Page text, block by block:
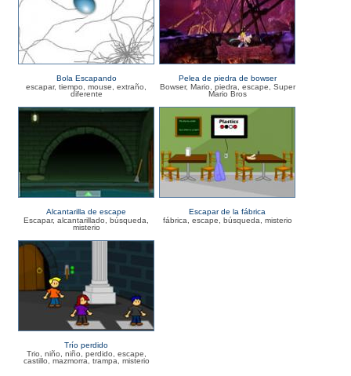
Bola Escapando
escapar, tiempo, mouse, extraño,
diferente
Pelea de piedra de bowser
Bowser, Mario, piedra, escape, Super
Mario Bros
Alcantarilla de escape
Escapar, alcantarillado, búsqueda,
misterio
Escapar de la fábrica
fábrica, escape, búsqueda, misterio
Trío perdido
Trio, niño, niño, perdido, escape,
castillo, mazmorra, trampa, misterio